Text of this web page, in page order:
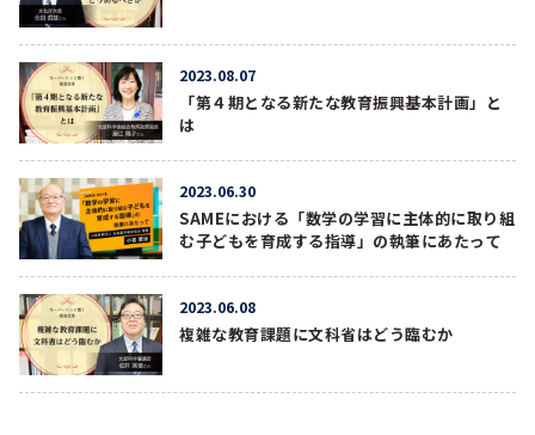
2023.08.07
「第４期となる新たな教育振興基本計画」と
は
2023.06.30
SAMEにおける「数学の学習に主体的に取り組
む子どもを育成する指導」の執筆にあたって
2023.06.08
複雑な教育課題に文科省はどう臨むか